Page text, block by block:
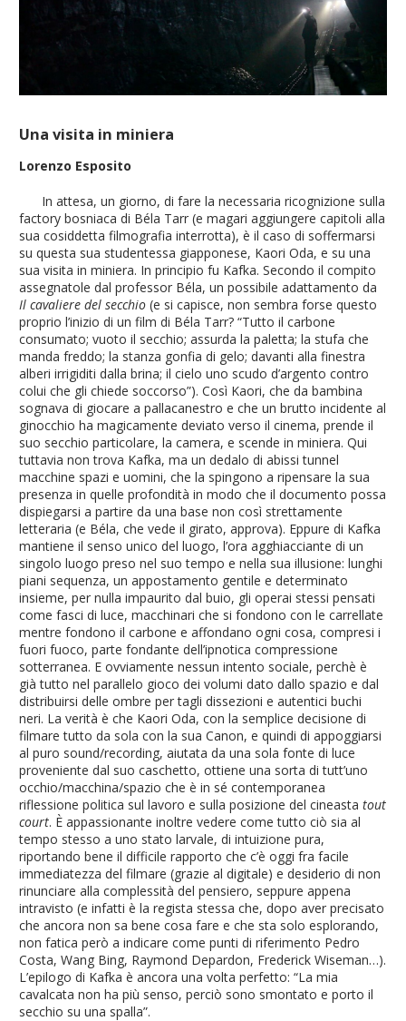
Una visita in miniera
Lorenzo Esposito
In attesa, un giorno, di fare la necessaria ricognizione sulla
factory bosniaca di Béla Tarr (e magari aggiungere capitoli alla
sua cosiddetta filmografia interrotta), è il caso di soffermarsi
su questa sua studentessa giapponese, Kaori Oda, e su una
sua visita in miniera. In principio fu Kafka. Secondo il compito
assegnatole dal professor Béla, un possibile adattamento da
Il cavaliere del secchio (e si capisce, non sembra forse questo
proprio l’inizio di un film di Béla Tarr? “Tutto il carbone
consumato; vuoto il secchio; assurda la paletta; la stufa che
manda freddo; la stanza gonfia di gelo; davanti alla finestra
alberi irrigiditi dalla brina; il cielo uno scudo d’argento contro
colui che gli chiede soccorso”). Così Kaori, che da bambina
sognava di giocare a pallacanestro e che un brutto incidente al
ginocchio ha magicamente deviato verso il cinema, prende il
suo secchio particolare, la camera, e scende in miniera. Qui
tuttavia non trova Kafka, ma un dedalo di abissi tunnel
macchine spazi e uomini, che la spingono a ripensare la sua
presenza in quelle profondità in modo che il documento possa
dispiegarsi a partire da una base non così strettamente
letteraria (e Béla, che vede il girato, approva). Eppure di Kafka
mantiene il senso unico del luogo, l’ora agghiacciante di un
singolo luogo preso nel suo tempo e nella sua illusione: lunghi
piani sequenza, un appostamento gentile e determinato
insieme, per nulla impaurito dal buio, gli operai stessi pensati
come fasci di luce, macchinari che si fondono con le carrellate
mentre fondono il carbone e affondano ogni cosa, compresi i
fuori fuoco, parte fondante dell’ipnotica compressione
sotterranea. E ovviamente nessun intento sociale, perchè è
già tutto nel parallelo gioco dei volumi dato dallo spazio e dal
distribuirsi delle ombre per tagli dissezioni e autentici buchi
neri. La verità è che Kaori Oda, con la semplice decisione di
filmare tutto da sola con la sua Canon, e quindi di appoggiarsi
al puro sound/recording, aiutata da una sola fonte di luce
proveniente dal suo caschetto, ottiene una sorta di tutt’uno
occhio/macchina/spazio che è in sé contemporanea
riflessione politica sul lavoro e sulla posizione del cineastatout
court. È appassionante inoltre vedere come tutto ciò sia al
tempo stesso a uno stato larvale, di intuizione pura,
riportando bene il difficile rapporto che c’è oggi fra facile
immediatezza del filmare (grazie al digitale) e desiderio di non
rinunciare alla complessità del pensiero, seppure appena
intravisto (e infatti è la regista stessa che, dopo aver precisato
che ancora non sa bene cosa fare e che sta solo esplorando,
non fatica però a indicare come punti di riferimento Pedro
Costa, Wang Bing, Raymond Depardon, Frederick Wiseman…).
L’epilogo di Kafka è ancora una volta perfetto: “La mia
cavalcata non ha più senso, perciò sono smontato e porto il
secchio su una spalla”.